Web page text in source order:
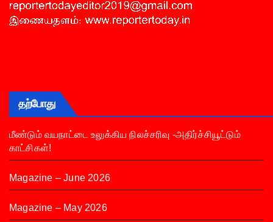
தற்போது
மீண்டும் வயநாட்டை உலுக்கிய நிலச்சரிவு -அதிர்ச்சியூட்டும்
காட்சிகள்!
Magazine – June 2026
Magazine – May 2026